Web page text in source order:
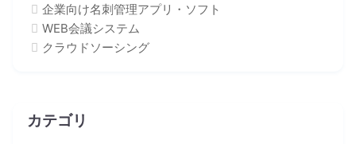
企業向け名刺管理アプリ・ソフト
WEB会議システム
クラウドソーシング
カテゴリ